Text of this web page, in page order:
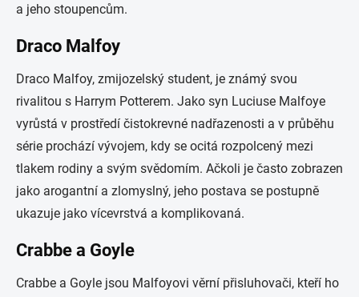
a jeho stoupencům.
Draco Malfoy
Draco Malfoy, zmijozelský student, je známý svou
rivalitou s Harrym Potterem. Jako syn Luciuse Malfoye
vyrůstá v prostředí čistokrevné nadřazenosti a v průběhu
série prochází vývojem, kdy se ocitá rozpolcený mezi
tlakem rodiny a svým svědomím. Ačkoli je často zobrazen
jako arogantní a zlomyslný, jeho postava se postupně
ukazuje jako vícevrstvá a komplikovaná.
Crabbe a Goyle
Crabbe a Goyle jsou Malfoyovi věrní přisluhovači, kteří ho